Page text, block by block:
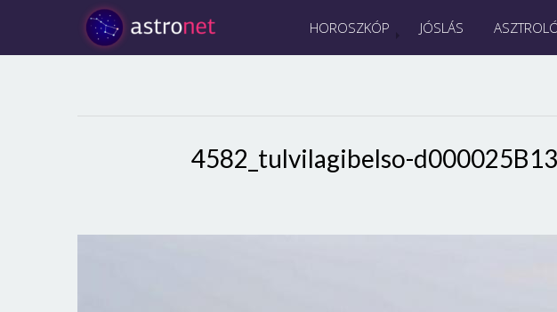
HOROSZKÓP JÓSLÁS
4582_tulvilagibelso-